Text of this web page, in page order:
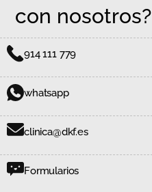
con nosotros?
914 111 779
whatsapp
clinica@dkf.es
Formularios